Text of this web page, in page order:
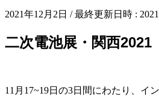
2021年12月2日 / 最終更新日時 :
二次電池展・関西2021
11月17~19日の3日間にわたり、イ